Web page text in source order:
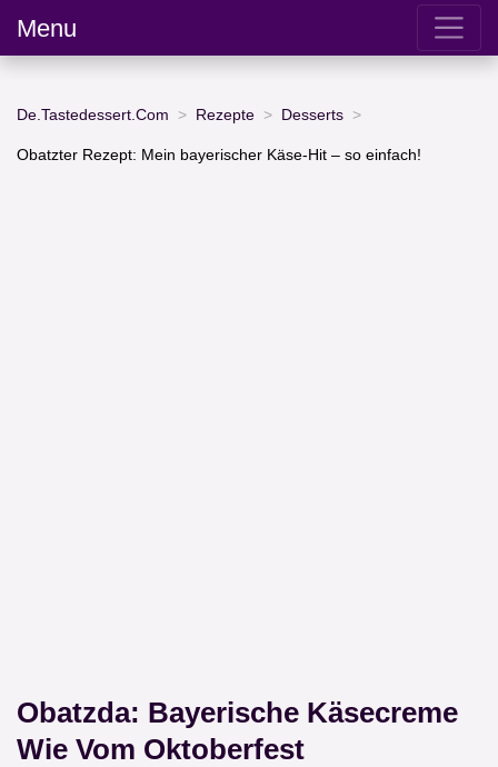
Menu
De.Tastedessert.Com Rezepte Desserts
Obatzter Rezept: Mein bayerischer Käse-Hit – so einfach!
Obatzda: Bayerische Käsecreme
Wie Vom Oktoberfest